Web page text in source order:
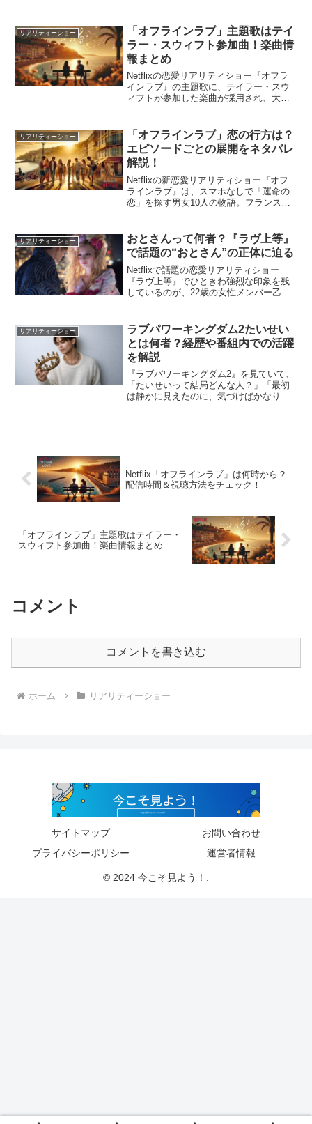
えを得る。 第3話は、関係性が音を立て
て塗り替...
リアリティーショー
「オフラインラブ」主題歌はテイ
ラー・スウィフト参加曲！楽曲情
報まとめ
Netflixの恋愛リアリティショー『オフラ
インラブ』の主題歌に、テイラー・スウ
ィフトが参加した楽曲が採用され、大き
楽曲なのでしょうか？本記事では、主題
歌の詳細や歌詞の...
リアリティーショー
「オフラインラブ」恋の行方は？
エピソードごとの展開をネタバレ
解説！
Netflixの新恋愛リアリティショー『オフ
ラインラブ』は、スマホなしで「運命の
恋」を探す男女10人の物語。フランス・
題を呼んでいます。本記事では、参加者
のプロフィール...
リアリティーショー
おとさんって何者？『ラヴ上等』
で話題の“おとさん”の正体に迫る
Netflixで話題の恋愛リアリティショー
『ラヴ上等』でひときわ強烈な印象を残
しているのが、22歳の女性メンバー乙葉
あるルックスと、「好きになったら地獄
まで」という...
リアリティーショー
ラブパワーキングダム2たいせい
とは何者？経歴や番組内での活躍
を解説
『ラブパワーキングダム2』を見ていて、
「たいせいって結局どんな人？」「最初
は静かに見えたのに、気づけばかなり存
Netflix「オフラインラブ」は何時から？
配信時間＆視聴方法をチェック！
「オフラインラブ」主題歌はテイラー・
スウィフト参加曲！楽曲情報まとめ
コメント
コメントを書き込む
ホーム リアリティーショー
サイトマップ
お問い合わせ
プライバシーポリシー
運営者情報
© 2024 今こそ見よう！.